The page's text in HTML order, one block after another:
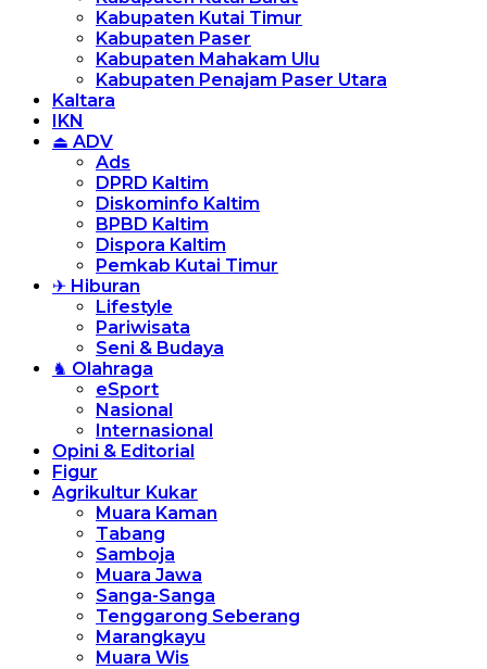
Kabupaten Kutai Timur
Kabupaten Paser
Kabupaten Mahakam Ulu
Kabupaten Penajam Paser Utara
Kaltara
IKN
⏏ ADV
Ads
DPRD Kaltim
Diskominfo Kaltim
BPBD Kaltim
Dispora Kaltim
Pemkab Kutai Timur
✈ Hiburan
Lifestyle
Pariwisata
Seni & Budaya
♞ Olahraga
eSport
Nasional
Internasional
Opini & Editorial
Figur
Agrikultur Kukar
Muara Kaman
Tabang
Samboja
Muara Jawa
Sanga-Sanga
Tenggarong Seberang
Marangkayu
Muara Wis